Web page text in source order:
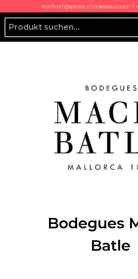
kontakt@productodeaqui.com /
Producto de Aquí
Bodegues
Batle